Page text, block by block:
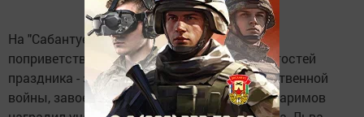
На "Сабантуе" глава Заинского района
поприветствовал одних из самых главных гостей
праздника - заинцев в годы Великой Отечественной
войны, завоевавших победу. Затем Разиф Каримов